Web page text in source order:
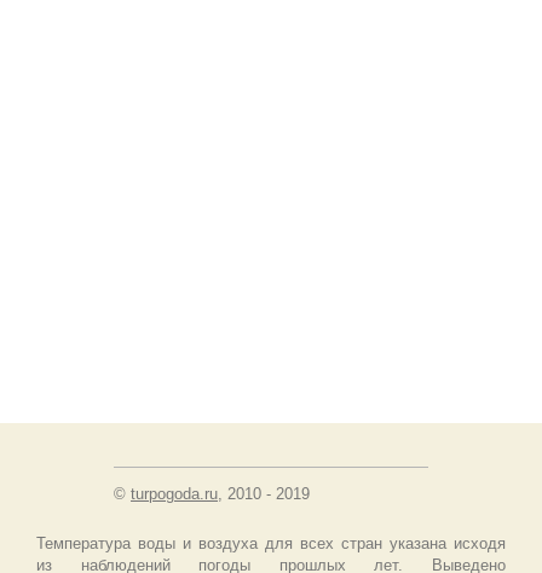
© turpogoda.ru, 2010 - 2019
Температура воды и воздуха для всех стран указана исходя
из наблюдений погоды прошлых лет. Выведено